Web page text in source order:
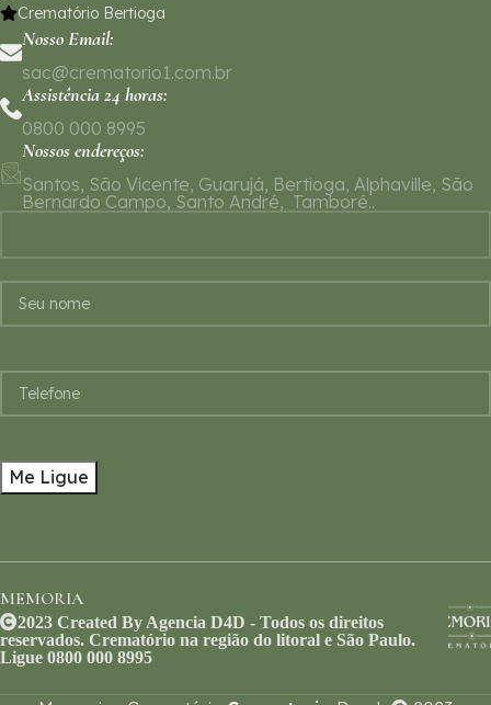
Crematório Bertioga
Nosso Email:
sac@crematorio1.com.br
Assistência 24 horas:
0800 000 8995
Nossos endereços:
Santos, São Vicente, Guarujá, Bertioga, Alphaville, São
Bernardo Campo, Santo André, Tamboré..
MEMORIA
2023 Created By Agencia D4D - Todos os direitos
reservados. Crematório na região do litoral e São Paulo.
Ligue 0800 000 8995